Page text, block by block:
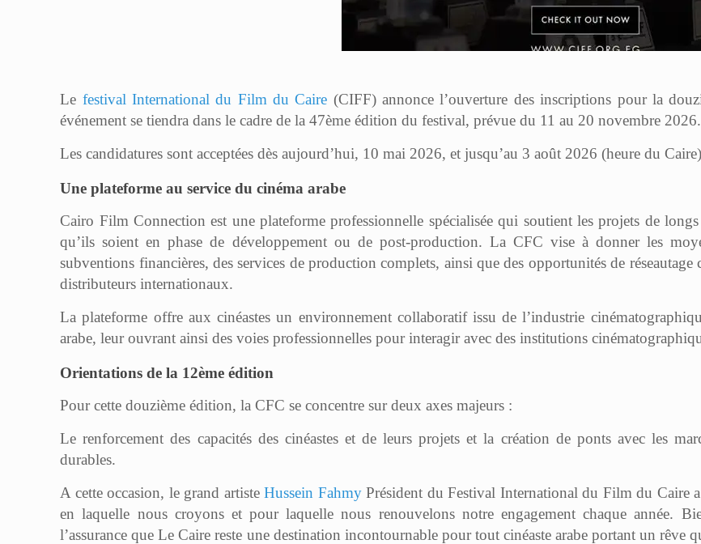
Le festival International du Film du Caire (CIFF) annonce l’ouverture des inscriptions pour la
événement se tiendra dans le cadre de la 47ème édition du festival, prévue du 11 au 20 novembre 2026.
Les candidatures sont acceptées dès aujourd’hui, 10 mai 2026, et jusqu’au 3 août 2026 (heure du
Une plateforme au service du cinéma arabe
Cairo Film Connection est une plateforme professionnelle spécialisée qui soutient les projets de
qu’ils soient en phase de développement ou de post-production. La CFC vise à donner les
subventions financières, des services de production complets, ainsi que des opportunités de
distributeurs internationaux.
La plateforme offre aux cinéastes un environnement collaboratif issu de l’industrie
arabe, leur ouvrant ainsi des voies professionnelles pour interagir avec des institutions
Orientations de la 12ème édition
Pour cette douzième édition, la CFC se concentre sur deux axes majeurs :
Le renforcement des capacités des cinéastes et de leurs projets et la création de ponts avec les
durables.
A cette occasion, le grand artisteHussein Fahmy Président du Festival International du Film du Caire
en laquelle nous croyons et pour laquelle nous renouvelons notre engagement chaque année.
l’assurance que Le Caire reste une destination incontournable pour tout cinéaste arabe portant un